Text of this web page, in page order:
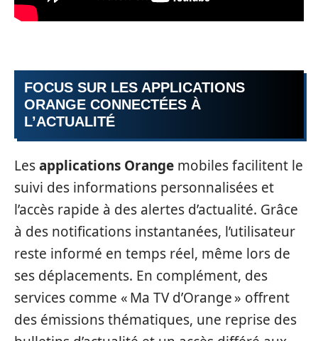
FOCUS SUR LES APPLICATIONS
ORANGE CONNECTÉES À
L’ACTUALITÉ
Lesapplications Orange mobiles facilitent le
suivi des informations personnalisées et
l’accès rapide à des alertes d’actualité. Grâce
à des notifications instantanées, l’utilisateur
reste informé en temps réel, même lors de
ses déplacements. En complément, des
services comme « Ma TV d’Orange » offrent
des émissions thématiques, une reprise des